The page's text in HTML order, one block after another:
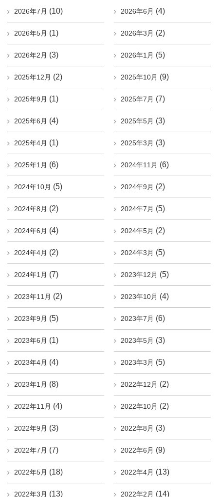
2026年7月 (10) 2026年6月 (4)
2026年5月 (1) 2026年3月 (2)
2026年2月 (3) 2026年1月 (5)
2025年12月 (2) 2025年10月 (9)
2025年9月 (1) 2025年7月 (7)
2025年6月 (4) 2025年5月 (3)
2025年4月 (1) 2025年3月 (3)
2025年1月 (6) 2024年11月 (6)
2024年10月 (5) 2024年9月 (2)
2024年8月 (2) 2024年7月 (5)
2024年6月 (4) 2024年5月 (2)
2024年4月 (2) 2024年3月 (5)
2024年1月 (7) 2023年12月 (5)
2023年11月 (2) 2023年10月 (4)
2023年9月 (5) 2023年7月 (6)
2023年6月 (1) 2023年5月 (3)
2023年4月 (4) 2023年3月 (5)
2023年1月 (8) 2022年12月 (2)
2022年11月 (4) 2022年10月 (2)
2022年9月 (3) 2022年8月 (3)
2022年7月 (7) 2022年6月 (9)
2022年5月 (18) 2022年4月 (13)
2022年3月 (13) 2022年2月 (14)